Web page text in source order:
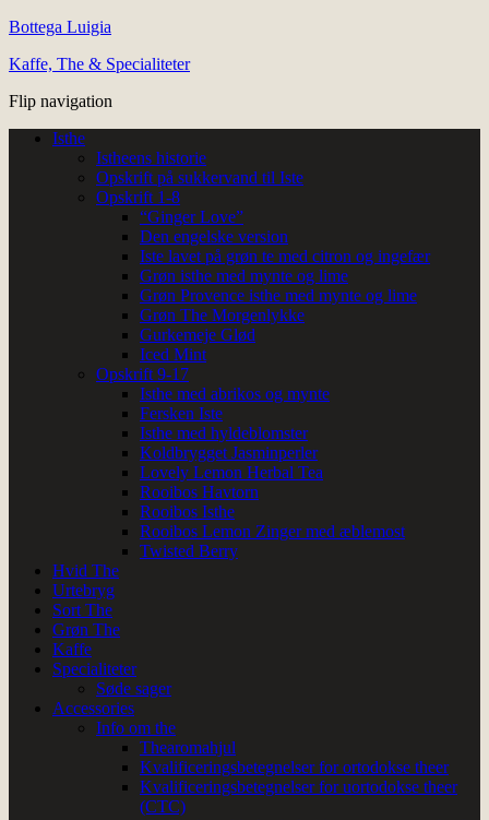
Bottega Luigia
Kaffe, The & Specialiteter
Flip navigation
Isthe
Istheens historie
Opskrift på sukkervand til Iste
Opskrift 1-8
“Ginger Love”
Den engelske version
Iste lavet på grøn te med citron og ingefær
Grøn isthe med mynte og lime
Grøn Provence isthe med mynte og lime
Grøn The Morgenlykke
Gurkemeje Glød
Iced Mint
Opskrift 9-17
Isthe med abrikos og mynte
Fersken Iste
Isthe med hyldeblomster
Koldbrygget Jasminperler
Lovely Lemon Herbal Tea
Rooibos Havtorn
Rooibos Isthe
Rooibos Lemon Zinger med æblemost
Twisted Berry
Hvid The
Urtebryg
Sort The
Grøn The
Kaffe
Specialiteter
Søde sager
Accessories
Info om the
Thearomahjul
Kvalificeringsbetegnelser for ortodokse theer
Kvalificeringsbetegnelser for uortodokse theer
(CTC)